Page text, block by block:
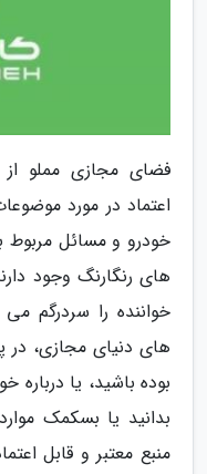
فضای مجازی مملو از
اعتماد در مورد
خودرو و مسائل
های رنگارنگ وجود
خواننده را سردرگم
های دنیای مجازی،
بوده باشید، یا درباره
بدانید یا بسکمک
منبع معتبر و قابل